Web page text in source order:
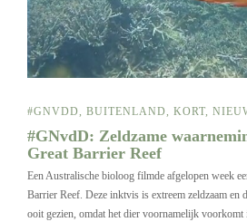
#GNVDD, BUITENLAND, KORT,
#GNvdD: Zeldzame
Great Barrier Reef
Een Australische bioloog filmde afgelopen week
Barrier Reef. Deze inktvis is extreem zeldzaam en
ooit gezien, omdat het dier voornamelijk voorkomt